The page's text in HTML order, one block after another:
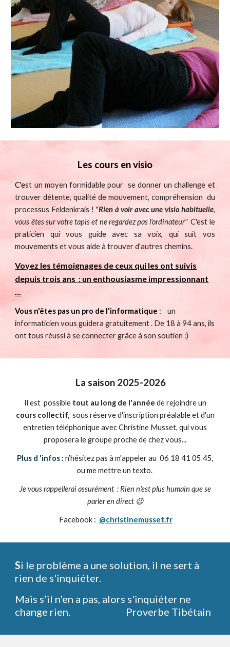
Les cours envisio
C'est un moyen formidable pour se donner un challenge et
trouver détente, qualité de mouvement, compréhension du
processus Feldenkrais ! "Rien à voir avecune visio habituelle,
vous êtes sur votre tapis et ne regardez pas l'ordinateur"C'est le
praticien qui vous guide avec sa voix, qui suit vos
mouvements et vous aide à trouver d'autres chemins.
Voyez les témoignages de ceux qui les ont suivis
depuis trois ans : un enthousiasme impressionnant
...
Vous n'êtes pas un pro de l'informatique :
un
informaticien vous guidera gratuitement . De 18 à 94 ans, ils
ont tous réussi à se connecter grâce à son soutien :)
La saison 2025-2026
Il est possible tout au long de l'année de rejoindre un
cours collectif,sous réserve d'inscription préalable et d'un
entretien téléphonique avec Christine Musset, qui vous
proposera le groupe proche de chez vous...
Plus d 'infos : n’hésitez pas à m'appeler au 06 18 41 05 45,
ou me mettre un texto.
Jevous rappellerai assurément : Rien n'est plus humain quese
parler en direct 😉
Facebook : @christinemusset.fr
Si le problème a une solution, il ne sert à
rien de s'inquiéter.
Mais s’il n'en a pas, alors s'inquiéter ne
change rien.
Proverbe Tibétain